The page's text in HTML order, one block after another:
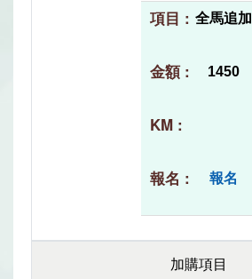
全馬追加
1450
報名
加購項目